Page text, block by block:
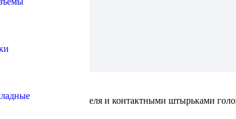
звукоснимателя и контактными штырьками